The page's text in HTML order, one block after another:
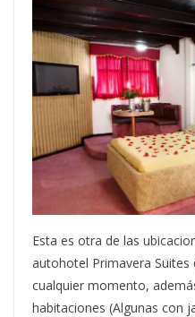
Esta es otra de las
autohotel Primavera Suites
cualquier momento,
habitaciones (Algunas con